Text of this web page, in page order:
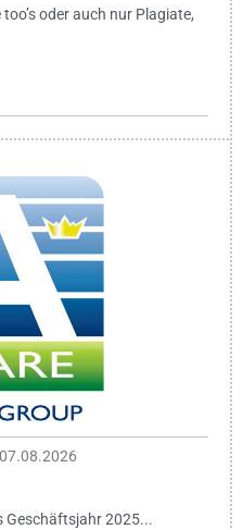
oder auch nur Plagiate,
07.08.2026
Geschäftsjahr 2025...